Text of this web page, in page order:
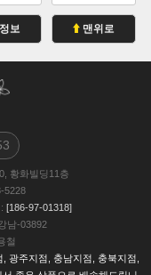
보 맨위로
황화빌딩11층
5228
: [186-97-01318]
남-03892
철
광주지점, 충남지점, 충북지점,